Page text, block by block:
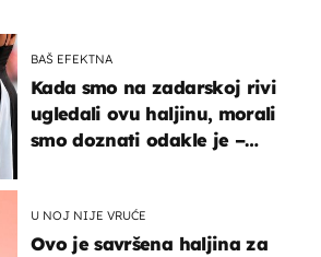
BAŠ EFEKTNA
Kada smo na zadarskoj rivi
ugledali ovu haljinu, morali
smo doznati odakle je –
U NOJ NIJE VRUĆE
Ovo je savršena haljina za